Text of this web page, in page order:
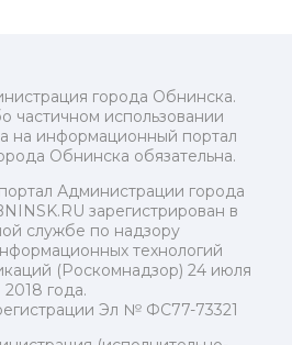
города Обнинска.
частичном использовании
на информационный портал
Обнинска обязательна.
Администрации города
зарегистрирован в
службе по надзору
технологий
(Роскомнадзор) 24 июля
2018 года.
Эл № ФС77-73321